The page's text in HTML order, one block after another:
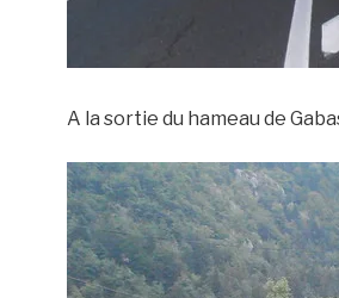
A la sortie du hameau de